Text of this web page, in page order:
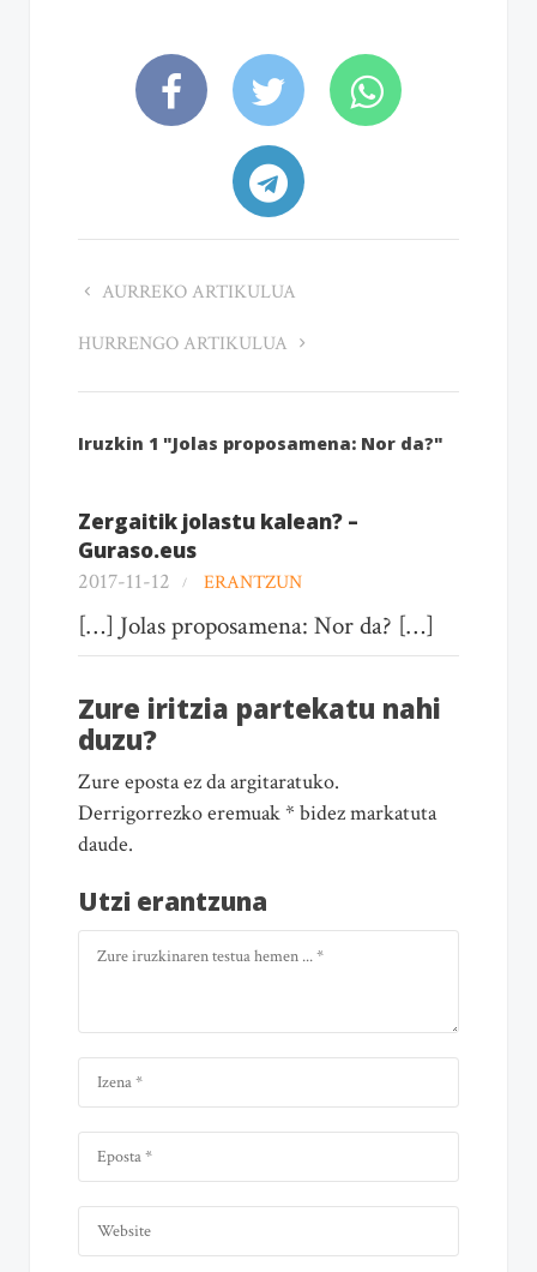
AURREKO ARTIKULUA
HURRENGO ARTIKULUA
Iruzkin 1 "Jolas proposamena: Nor da?"
Zergaitik jolastu kalean? –
Guraso.eus
2017-11-12
ERANTZUN
[…] Jolas proposamena: Nor da? […]
Zure iritzia partekatu nahi
duzu?
Zure eposta ez da argitaratuko.
Derrigorrezko eremuak * bidez markatuta
daude.
Utzi erantzuna